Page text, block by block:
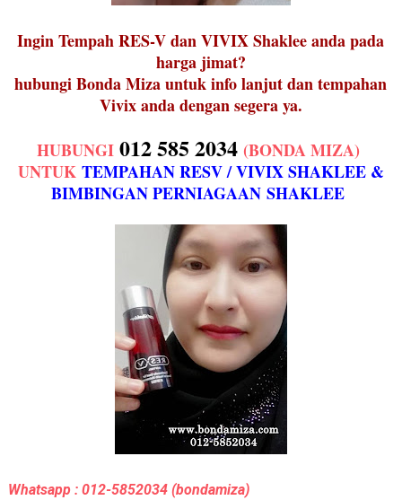
Ingin Tempah RES-V dan VIVIX Shaklee anda pada
harga jimat?
hubungi Bonda Miza untuk info lanjut dan tempahan
Vivix anda dengan segera ya.
HUBUNGI 012 585 2034 (BONDA MIZA)
UNTUK TEMPAHAN RESV / VIVIX SHAKLEE &
BIMBINGAN PERNIAGAANSHAKLEE
Whatsapp : 012-5852034(bondamiza)